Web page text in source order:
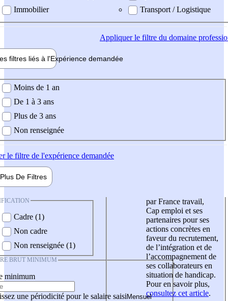
Immobilier
Transport / Logistique
Appliquerle filtre du domaine
filtres liés à l'Expérience demandée
demandée
Moins de 1 an
De 1 à 3 ans
Plus de 3 ans
Non renseignée
le filtre de l'expérience demandée
Plus De Filtres
Cadre (1)
Non cadre
Non renseignée (1)
BRUT MINIMUM
minimum
une périodicité pour le salaire saisi
par France travail,
Cap emploi et ses
partenaires pour ses
actions concrètes en
faveur du recrutement,
de l’intégration et de
l’accompagnement de
ses collaborateurs en
situation de handicap.
Pour en savoir plus,
consultez cet article.